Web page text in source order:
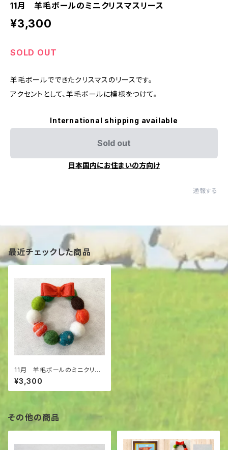
11月 羊毛ボールのミニクリスマスリース
¥3,300
SOLD OUT
羊毛ボールでできたクリスマスのリースです。
アクセントとして、羊毛ボールに模様をつけて。
International shipping available
Sold out
日本国内にお住まいの方向け
通報する
最近チェックした商品
11月 羊毛ボールのミニクリス
マスリース
¥3,300
その他の商品